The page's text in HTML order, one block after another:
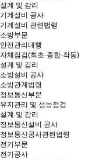
설계 및 감리
기계설비 공사
기계설비 관련법령
소방부문
안전관리대행
자체점검(최초·종합·작동)
설계 및 감리
소방설비 공사
소방관계법령
정보통신부문
유지관리 및 성능점검
설계 및 감리
정보통신설비 공사
정보통신공사관련법령
전기부문
전기공사